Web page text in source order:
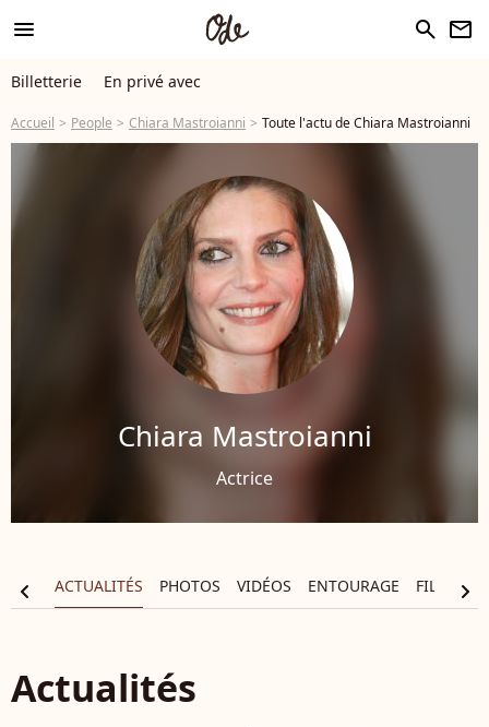
menu search newsletter
Billetterie En privé avec
Accueil People Chiara Mastroianni Toute l'actu de Chiara Mastroianni
Chiara Mastroianni
Actrice
ACTUALITÉS PHOTOS VIDÉOS ENTOURAGE
chevron_left chevron_right
Actualités